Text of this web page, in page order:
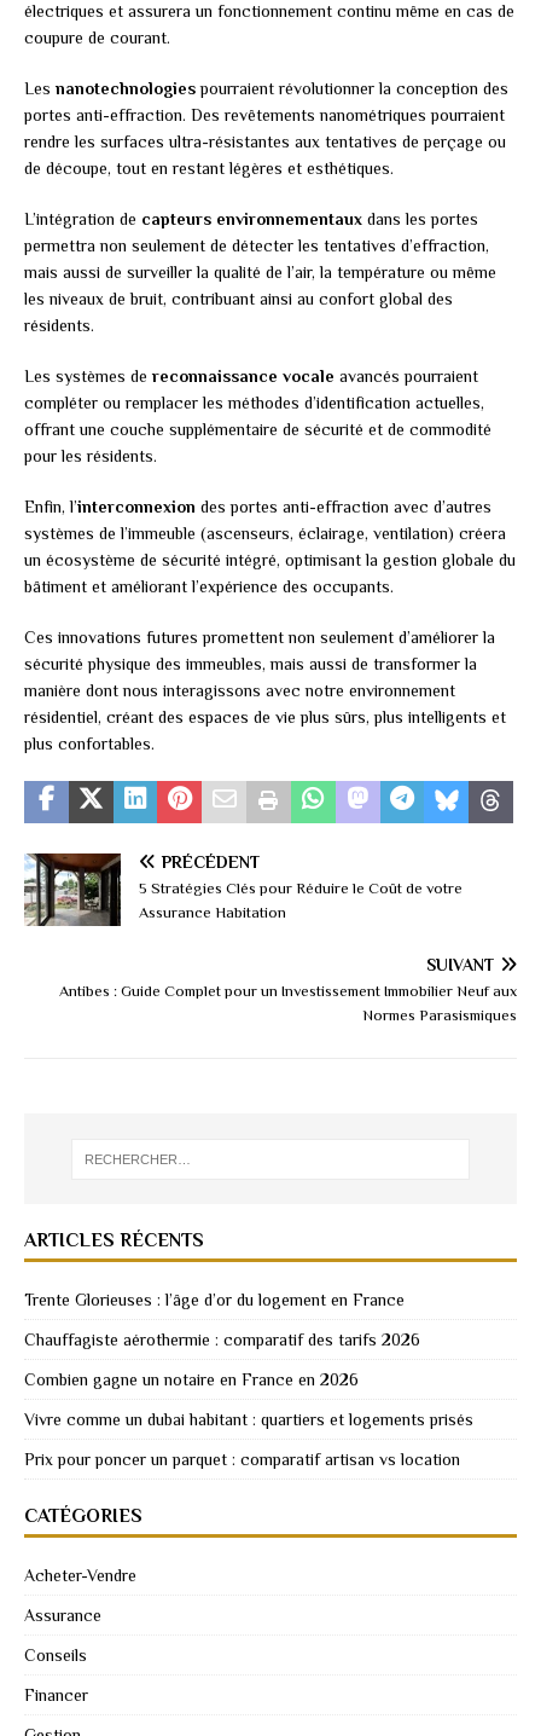
électriques et assurera un fonctionnement continu même en cas de
coupure de courant.
Les nanotechnologiespourraient révolutionner la conception des
portes anti-effraction. Des revêtements nanométriques pourraient
rendre les surfaces ultra-résistantes aux tentatives de perçage ou
de découpe, tout en restant légères et esthétiques.
L’intégration de capteurs environnementaux dans les portes
permettra non seulement de détecter les tentatives d’effraction,
mais aussi de surveiller la qualité de l’air, la température ou même
les niveaux de bruit, contribuant ainsi au confort global des
résidents.
Les systèmes de reconnaissance vocale avancés pourraient
compléter ou remplacer les méthodes d’identification actuelles,
offrant une couche supplémentaire de sécurité et de commodité
pour les résidents.
Enfin, l’interconnexion des portes anti-effraction avec d’autres
systèmes de l’immeuble (ascenseurs, éclairage, ventilation) créera
un écosystème de sécurité intégré, optimisant la gestion globale du
bâtiment et améliorant l’expérience des occupants.
Ces innovations futures promettent non seulement d’améliorer la
sécurité physique des immeubles, mais aussi de transformer la
manière dont nous interagissons avec notre environnement
résidentiel, créant des espaces de vie plus sûrs, plus intelligents et
plus confortables.
PRÉCÉDENT
5 Stratégies Clés pour Réduire le Coût de votre
Assurance Habitation
SUIVANT
Antibes : Guide Complet pour un Investissement Immobilier Neuf aux
Normes Parasismiques
ARTICLES RÉCENTS
Trente Glorieuses : l’âge d’or du logement en France
Chauffagiste aérothermie : comparatif des tarifs 2026
Combien gagne un notaire en France en 2026
Vivre comme un dubai habitant : quartiers et logements prisés
Prix pour poncer un parquet : comparatif artisan vs location
CATÉGORIES
Acheter-Vendre
Assurance
Conseils
Financer